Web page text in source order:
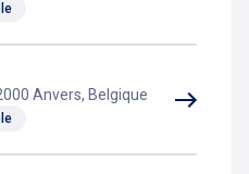
Anvers, Belgique